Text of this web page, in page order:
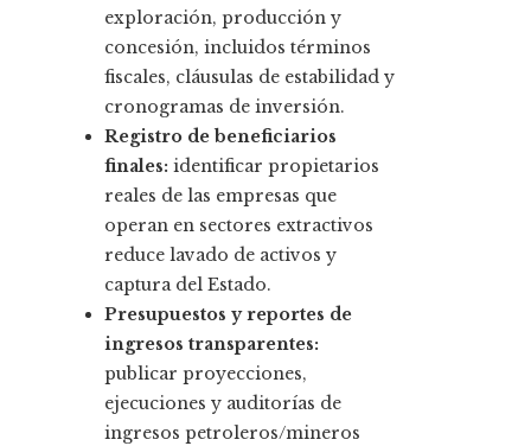
exploración, producción y
concesión, incluidos términos
fiscales, cláusulas de estabilidad y
cronogramas de inversión.
Registro de beneficiarios
finales: identificar propietarios
reales de las empresas que
operan en sectores extractivos
reduce lavado de activos y
captura del Estado.
Presupuestos y reportes de
ingresos transparentes:
publicar proyecciones,
ejecuciones y auditorías de
ingresos petroleros/mineros